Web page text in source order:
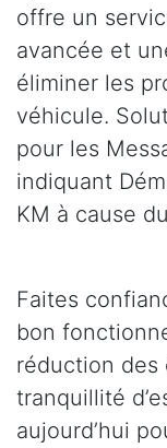
offre un
avancée et
éliminer les
véhicule.
pour les
indiquant
KM à cause
Faites
bon
réduction des
tranquillité
aujourd’hui